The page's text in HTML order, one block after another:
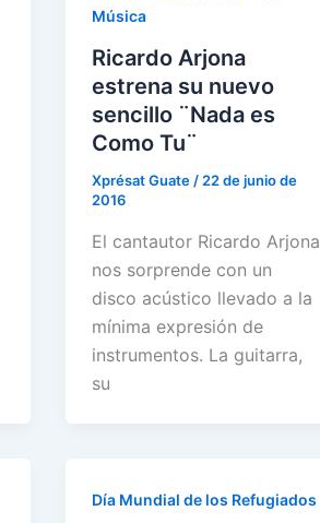
Música
Ricardo Arjona
estrena su nuevo
sencillo ¨Nada es
Como Tu¨
Xprésat Guate / 22 de junio de
2016
El cantautor Ricardo Arjona
nos sorprende con un
disco acústico llevado a la
mínima expresión de
instrumentos. La guitarra,
su
Día Mundial de los Refugiados